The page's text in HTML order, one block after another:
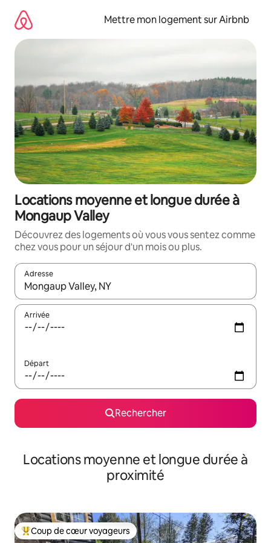
directement
contenu
Mettre mon logement sur Airbnb
Locations moyenne et longue durée à
Mongaup Valley
Découvrez des logements où vous vous sentez comme
chez vous pour un séjour d'un mois ou plus.
Adresse
Lorsque les résultats s'affichent, utilisez les flèches vers le
Arrivée
Départ
Rechercher
Locations moyenne et longue durée à
proximité
Coups de cœur voyageurs les plus appréciés
Coup de cœur voyageurs